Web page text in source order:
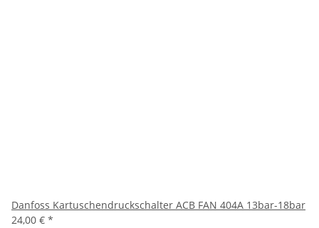
Danfoss Kartuschendruckschalter ACB FAN 404A 13bar-18bar
24,00 € *